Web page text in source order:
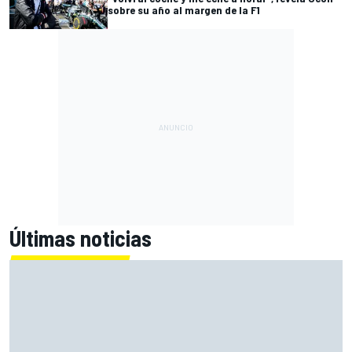
sobre su año al margen de la F1
Últimas noticias